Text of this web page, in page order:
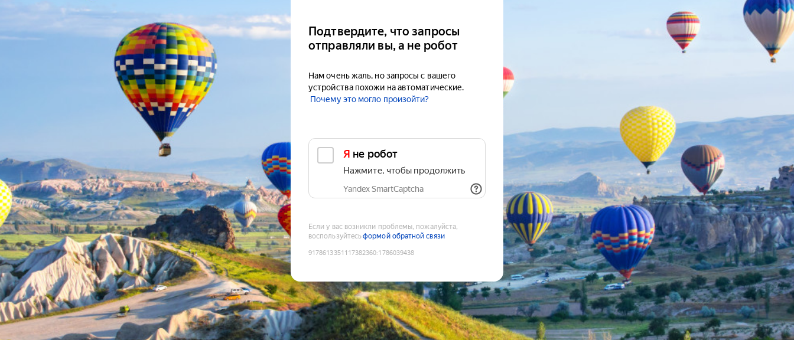
Подтвердите, что запросы
отправляли вы, а не робот
Нам очень жаль, но запросы с вашего
устройства похожи на автоматические.
Почему это могло произойти?
Я не робот
Нажмите, чтобы продолжить
Yandex SmartCaptcha
Если у вас возникли проблемы, пожалуйста,
воспользуйтесьформой обратной связи
9178613351117382360:1786039438